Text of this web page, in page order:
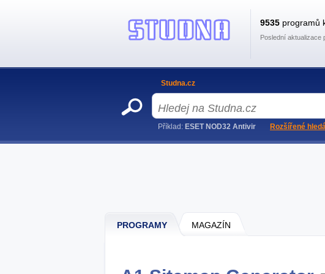
PROGRAMY MAGAZÍN
9535 programů
Poslední aktualizace
Studna.cz
Příklad: ESET NOD32 Antivir Rozšířené